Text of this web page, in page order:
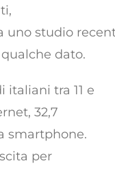
uno studio
dato.
italiani tra 11 e
32,7
smartphone.
per